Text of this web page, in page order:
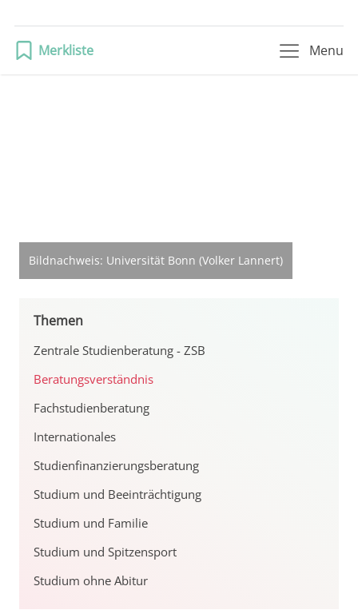
Merkliste Menu
Bildnachweis: Universität Bonn (Volker Lannert)
Themen
Zentrale Studienberatung - ZSB
Beratungsverständnis
Fachstudienberatung
Internationales
Studienfinanzierungsberatung
Studium und Beeinträchtigung
Studium und Familie
Studium und Spitzensport
Studium ohne Abitur